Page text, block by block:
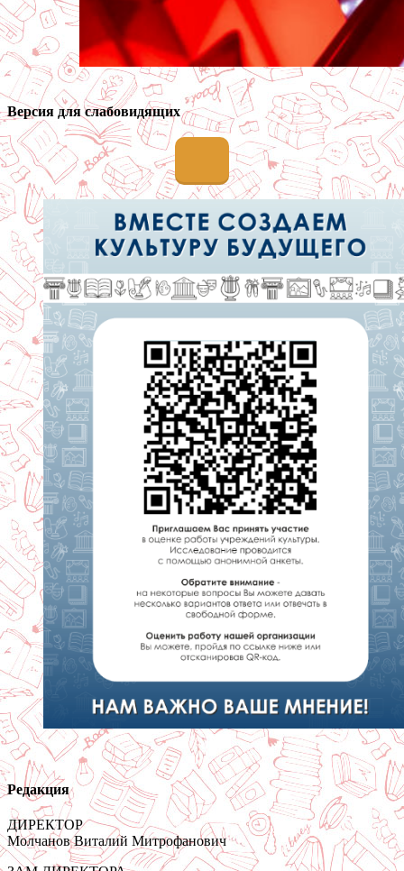
Версия для слабовидящих
Редакция
ДИРЕКТОР
Молчанов Виталий Митрофанович